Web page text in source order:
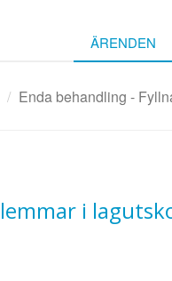
ÄRENDEN
Enda behandling -
i